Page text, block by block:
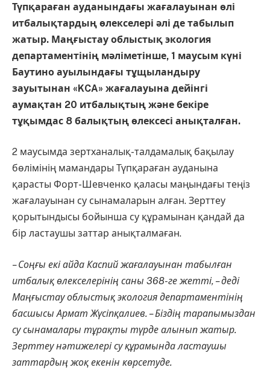
Түпқараған ауданындағы жағалауынан өлі
итбалықтардың өлекселері әлі де табылып
жатыр. Маңғыстау облыстық экология
департаментінің мәліметінше, 1 маусым күні
Баутино ауылындағы тұщыландыру
зауытынан «KCA» жағалауына дейінгі
аумақтан 20 итбалықтың және бекіре
тұқымдас 8 балықтың өлексесі анықталған.
2 маусымда зертханалық-талдамалық бақылау
бөлімінің мамандары Түпқараған ауданына
қарасты Форт-Шевченко қаласы маңындағы теңіз
жағалауынан су сынамаларын алған. Зерттеу
қорытындысы бойынша су құрамынан қандай да
бір ластаушы заттар анықталмаған.
– Соңғы екі айда Каспий жағалауынан табылған
итбалық өлекселерінің саны 368-ге жетті, – деді
Маңғыстау облыстық экология департаментінің
басшысыАрмат Жүсіпқалиев. – Біздің тарапымыздан
су сынамалары тұрақты түрде алынып жатыр.
Зерттеу нәтижелері су құрамында ластаушы
заттардың жоқ екенін көрсетуде.